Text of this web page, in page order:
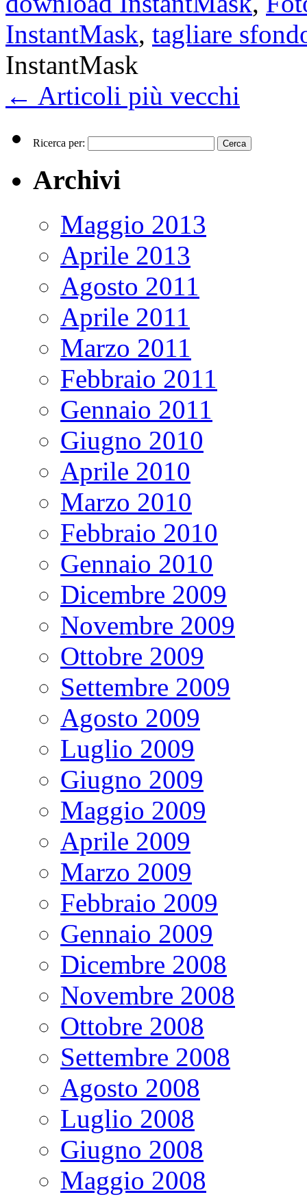
InstantMask, tagliare
InstantMask
← Articoli più vecchi
Ricerca per:
Archivi
Maggio 2013
Aprile 2013
Agosto 2011
Aprile 2011
Marzo 2011
Febbraio 2011
Gennaio 2011
Giugno 2010
Aprile 2010
Marzo 2010
Febbraio 2010
Gennaio 2010
Dicembre 2009
Novembre 2009
Ottobre 2009
Settembre 2009
Agosto 2009
Luglio 2009
Giugno 2009
Maggio 2009
Aprile 2009
Marzo 2009
Febbraio 2009
Gennaio 2009
Dicembre 2008
Novembre 2008
Ottobre 2008
Settembre 2008
Agosto 2008
Luglio 2008
Giugno 2008
Maggio 2008